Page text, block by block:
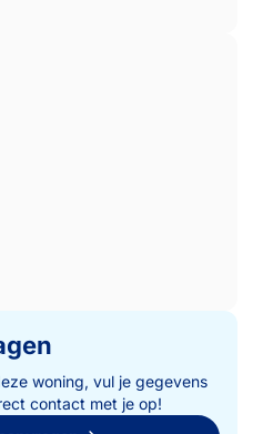
woning, vul je gegevens
contact met je op!